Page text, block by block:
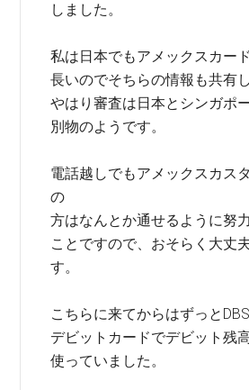
しました。
私は日本でもアメックスカー
長いのでそちらの情報も共有
やはり審査は日本とシンガポ
別物のようです。
電話越しでもアメックスカス
の
方はなんとか通せるように努
ことですので、おそらく大丈
す。
こちらに来てからはずっと
デビットカードでデビット残
使っていました。